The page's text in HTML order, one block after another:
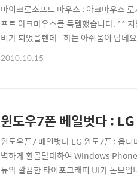
마이크로소프트 마우스 : 아크마우스
프트 아크마우스를 득템했습니다. ^^
비가 되었을텐데.. 하는 아쉬움이 남네
니다. 아크마우스는 밑부분을 접어서
2010.10.15
윈도우7폰 베일벗다 :
윈도우폰7 베일벗다 LG 윈도7폰 : 옵
벽하게 환골탈태하여 Windows
뉴와 깔끔한 타이포그래피 UI가 돋보